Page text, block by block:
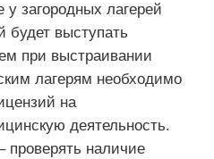
загородных лагерей
будет выступать
при выстраивании
лагерям необходимо
на
деятельность.
проверять наличие